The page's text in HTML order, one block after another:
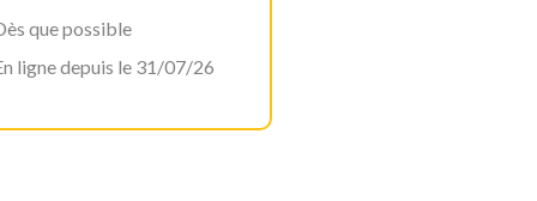
que possible
ligne depuis le 31/07/26